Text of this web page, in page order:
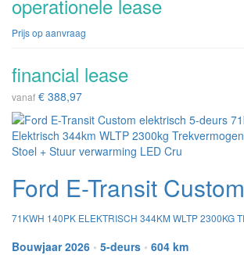
operationele lease
Prijs op aanvraag
financial lease
vanaf € 388,97
Ford E-Transit Custom
Bouwjaar 2026 • 5-deurs • 604 km